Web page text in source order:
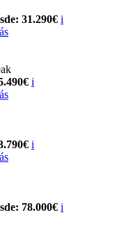
31.290€ i
i
i
78.000€ i